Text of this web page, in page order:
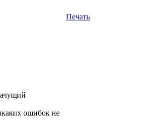
Печать
ошибок не